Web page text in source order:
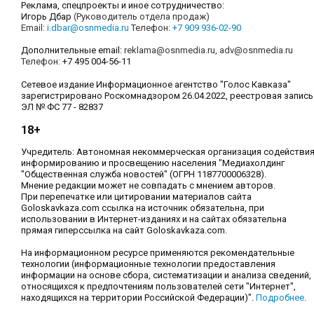
Реклама, спецпроекты и иное сотрудничество:
Игорь Дбар (Руководитель отдела продаж)
Email: i.dbar@osnmedia.ru Телефон: +7 909 936-02-90
Дополнительные email: reklama@osnmedia.ru adv@osnmedia.ru
Телефон: +7 495 004-56-11
Сетевое издание Информационное агентство "Голос Кавказа"
зарегистрировано Роскомнадзором 26.04.2022, реестровая запись
ЭЛ № ФС 77 - 82837
18+
Учредитель: Автономная некоммерческая организация содействия
информированию и просвещению населения "Медиахолдинг
"Общественная служба новостей" (ОГРН 1187700006328).
Мнение редакции может не совпадать с мнением авторов.
При перепечатке или цитировании материалов сайта
Goloskavkaza.com ссылка на источник обязательна, при
использовании в Интернет-изданиях и на сайтах обязательна
прямая гиперссылка на сайт Goloskavkaza.com.
На информационном ресурсе применяются рекомендательные
технологии (информационные технологии предоставления
информации на основе сбора, систематизации и анализа сведений,
относящихся к предпочтениям пользователей сети "Интернет",
находящихся на территории Российской Федерации)". Подробнее